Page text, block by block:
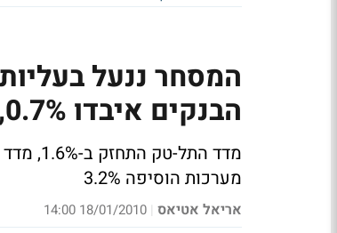
הבנקים איבדו 0.7%, גבעות זינקה ב-9%
מערכות הוסיפה 3.2%
אריאל אטיאס |
18/01/2010 14:00